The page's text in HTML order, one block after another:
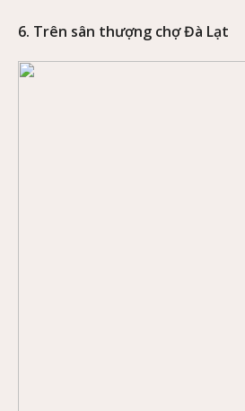
6. Trên sân thượng chợ Đà Lạt